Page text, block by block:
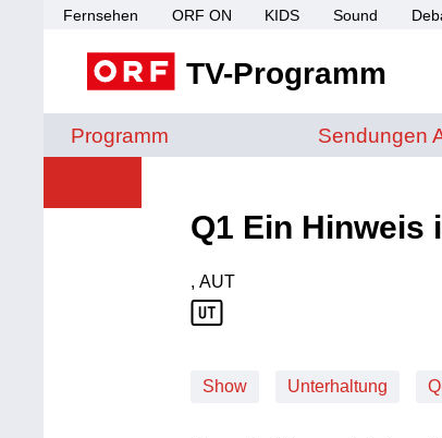
Fernsehen ORF ON KIDS Sound
TV-Programm
Programm Sendungen
Sendungen
Q1 Ein Hinweis
Produktionsland: AUT
, AUT
Show Unterhaltung